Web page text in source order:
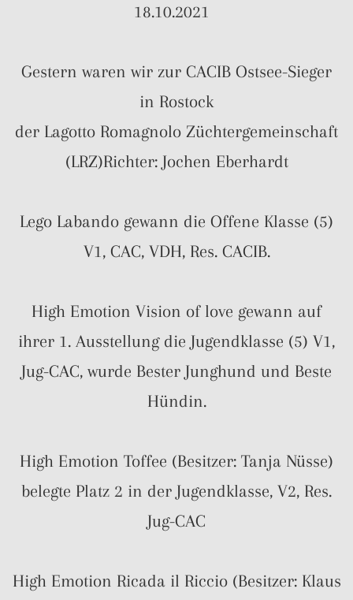
18.10.2021
Gestern waren wir zur CACIB Ostsee-Sieger
in Rostock
der Lagotto Romagnolo Züchtergemeinschaft
(LRZ)Richter: Jochen Eberhardt
Lego Labando gewann die Offene Klasse (5)
V1, CAC, VDH, Res. CACIB.
High Emotion Vision of love gewann auf
ihrer 1. Ausstellung die Jugendklasse (5) V1,
Jug-CAC, wurde Bester Junghund und Beste
Hündin.
High Emotion Toffee (Besitzer: Tanja Nüsse)
belegte Platz 2 in der Jugendklasse, V2, Res.
Jug-CAC
High Emotion Ricada il Riccio (Besitzer: Klaus